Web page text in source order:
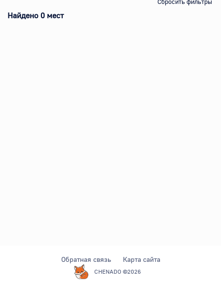
Найдено 0 мест
CHENADO ©2026
Обратная связь Карта сайта